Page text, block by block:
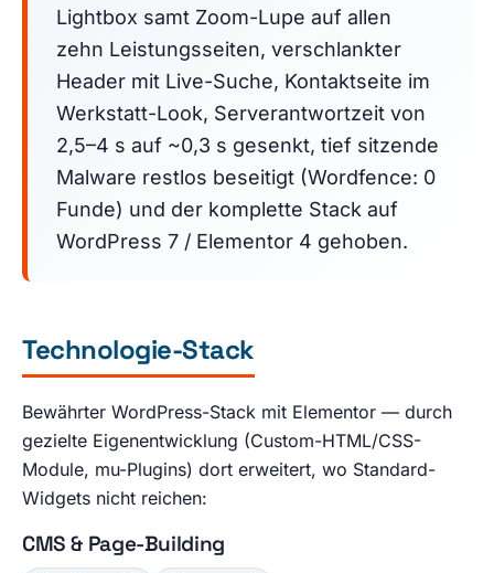
Lightbox samt Zoom-Lupe auf allen
zehn Leistungsseiten, verschlankter
Header mit Live-Suche, Kontaktseite im
Werkstatt-Look, Serverantwortzeit von
2,5–4 s auf ~0,3 s gesenkt, tief sitzende
Malware restlos beseitigt (Wordfence: 0
Funde) und der komplette Stack auf
WordPress 7 / Elementor 4 gehoben.
Technologie-Stack
Bewährter WordPress-Stack mit Elementor — durch
gezielte Eigenentwicklung (Custom-HTML/CSS-
Module, mu-Plugins) dort erweitert, wo Standard-
Widgets nicht reichen:
CMS & Page-Building